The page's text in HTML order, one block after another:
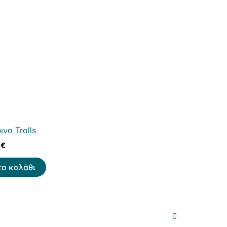
Trolls
€
καλάθι